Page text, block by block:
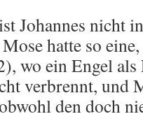
Johannes nicht
hatte so
wo ein Engel als
verbrennt, und
den doch